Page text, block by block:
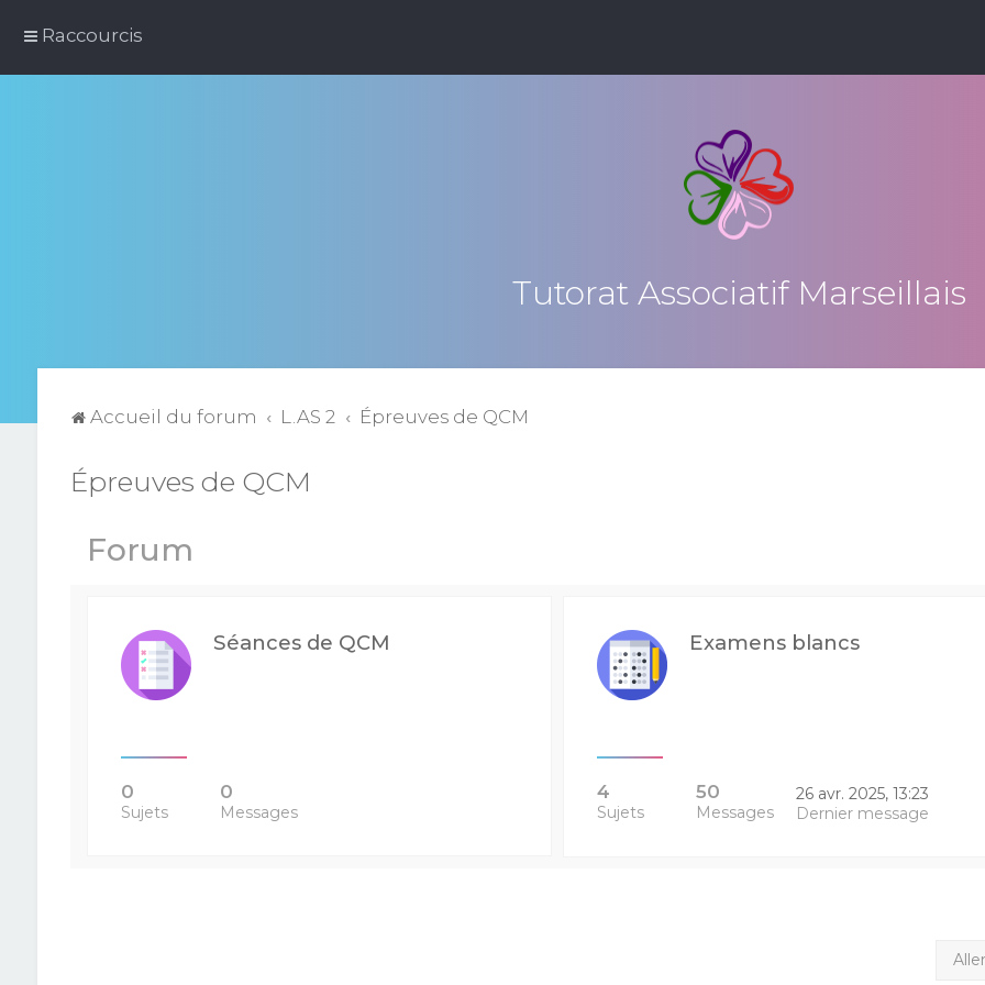
Raccourcis
Tutorat Associatif Marseillais
Accueil du forum L.AS 2 Épreuves de QCM
Épreuves de QCM
Forum
Séances de QCM
0
Sujets
0
Messages
Examens blancs
4
Sujets
50
Messages
26 avr. 2025, 13:23
Dernier message
Aller